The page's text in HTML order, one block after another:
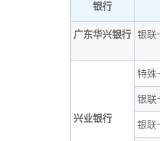
银行
广东华兴银行 银联
兴业银行
特殊
银联
银联